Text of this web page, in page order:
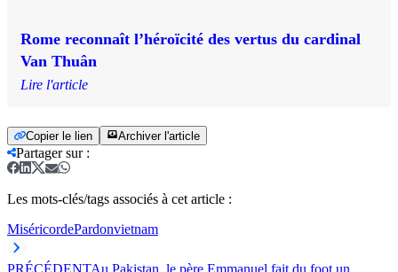
Rome reconnaît l’héroïcité des vertus du cardinal
Van Thuân
Lire l'article
Copier le lien Archiver l'article
Partager sur:
Les mots-clés/tags associés à cet article :
MiséricordePardonvietnam
PRÉCÉDENTAu Pakistan, le père Emmanuel fait du foot un